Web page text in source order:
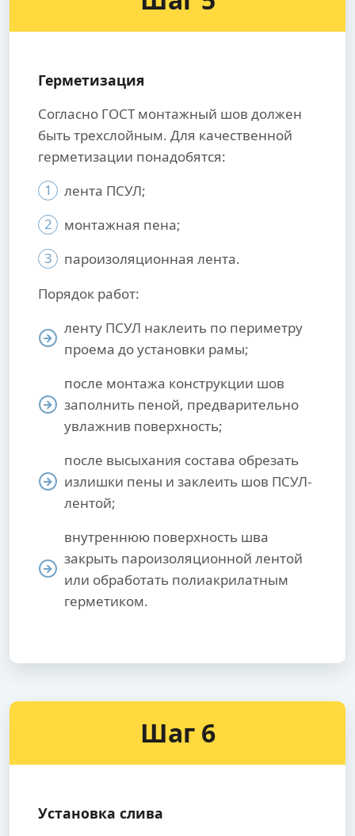
Герметизация
Согласно ГОСТ монтажный шов должен
быть трехслойным. Для качественной
герметизации понадобятся:
1
лента ПСУЛ;
2
монтажная пена;
3
пароизоляционная лента.
Порядок работ:
ленту ПСУЛ наклеить по периметру
проема до установки рамы;
после монтажа конструкции шов
заполнить пеной, предварительно
увлажнив поверхность;
после высыхания состава обрезать
излишки пены и заклеить шов ПСУЛ-
лентой;
внутреннюю поверхность шва
закрыть пароизоляционной лентой
или обработать полиакрилатным
герметиком.
Шаг 6
Установка слива